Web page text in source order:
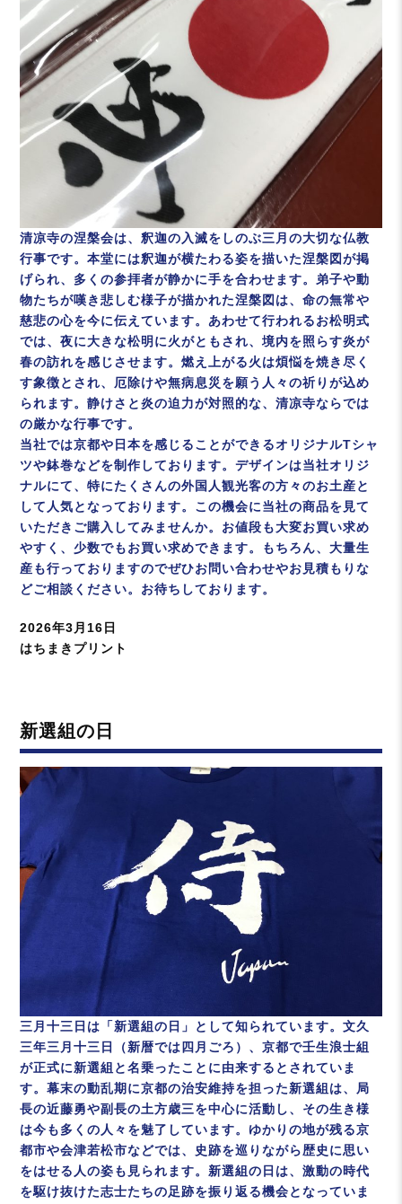
清凉寺の涅槃会は、釈迦の入滅をしのぶ三月の大切な仏教
行事です。本堂には釈迦が横たわる姿を描いた涅槃図が掲
げられ、多くの参拝者が静かに手を合わせます。弟子や動
物たちが嘆き悲しむ様子が描かれた涅槃図は、命の無常や
慈悲の心を今に伝えています。あわせて行われるお松明式
では、夜に大きな松明に火がともされ、境内を照らす炎が
春の訪れを感じさせます。燃え上がる火は煩悩を焼き尽く
す象徴とされ、厄除けや無病息災を願う人々の祈りが込め
られます。静けさと炎の迫力が対照的な、清凉寺ならでは
の厳かな行事です。
当社では京都や日本を感じることができるオリジナルTシャ
ツや鉢巻などを制作しております。デザインは当社オリジ
ナルにて、特にたくさんの外国人観光客の方々のお土産と
して人気となっております。この機会に当社の商品を見て
いただきご購入してみませんか。お値段も大変お買い求め
やすく、少数でもお買い求めできます。もちろん、大量生
産も行っておりますのでぜひお問い合わせやお見積もりな
どご相談ください。お待ちしております。
投
稿
2026年3月16日
カ
ー
はちまきプリント
新選組の日
三月十三日は「新選組の日」として知られています。文久
三年三月十三日（新暦では四月ごろ）、京都で壬生浪士組
が正式に新選組と名乗ったことに由来するとされていま
す。幕末の動乱期に京都の治安維持を担った新選組は、局
長の近藤勇や副長の土方歳三を中心に活動し、その生き様
は今も多くの人々を魅了しています。ゆかりの地が残る京
都市や会津若松市などでは、史跡を巡りながら歴史に思い
をはせる人の姿も見られます。新選組の日は、激動の時代
を駆け抜けた志士たちの足跡を振り返る機会となっていま